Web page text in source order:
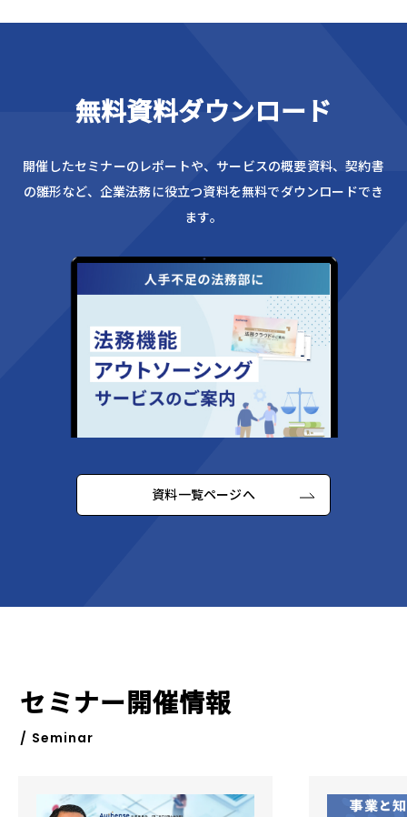
無料資料ダウンロード
開催したセミナーのレポートや、サービスの概要資料、契約書
の雛形など、企業法務に役立つ資料を無料でダウンロードでき
ます。
資料一覧ページへ
セミナー開催情報
/ Seminar